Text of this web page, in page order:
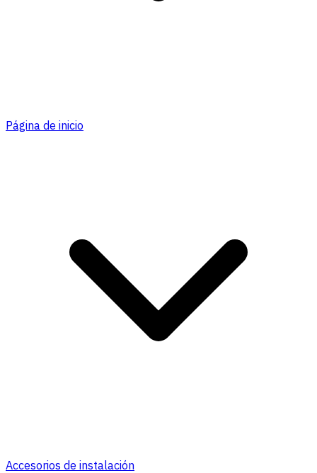
Página de inicio
Accesorios de instalación